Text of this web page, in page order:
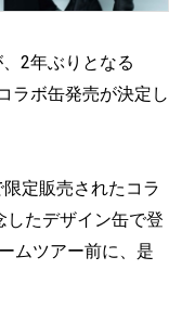
2年ぶりとなる
ラボ缶発売が決定し
定販売されたコラ
したデザイン缶で登
ムツアー前に、是